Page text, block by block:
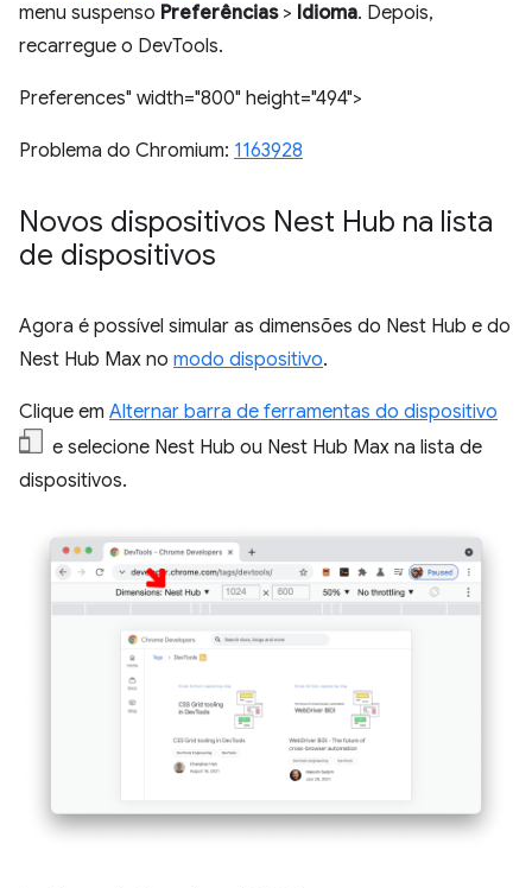
menu suspenso Preferências> Idioma. Depois,
recarregue o DevTools.
Preferences" width="800" height="494">
Problema do Chromium: 1163928
Novos dispositivos Nest Hub na lista
de dispositivos
Agora é possível simular as dimensões do Nest Hub e do
Nest Hub Max no modo dispositivo.
Clique em Alternar barra de ferramentas do dispositivo
e selecione Nest Hub ou Nest Hub Max na lista de
dispositivos.